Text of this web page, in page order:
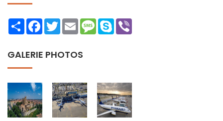
ShareFacebookTwitterEmailMessage
Skype
GALERIE PHOTOS